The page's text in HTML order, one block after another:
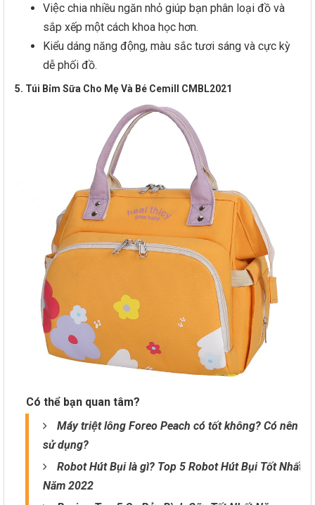
Việc chia nhiều ngăn nhỏ giúp bạn phân loại đồ và
sắp xếp một cách khoa học hơn.
Kiểu dáng năng động, màu sắc tươi sáng và cực kỳ
dễ phối đồ.
5. Túi Bỉm Sữa Cho Mẹ Và Bé Cemill CMBL2021
Có thể bạn quan tâm?
Máy triệt lông Foreo Peach có tốt không? Có nên
sử dụng?
Robot Hút Bụi là gì? Top 5 Robot Hút Bụi Tốt Nhất
Năm 2022